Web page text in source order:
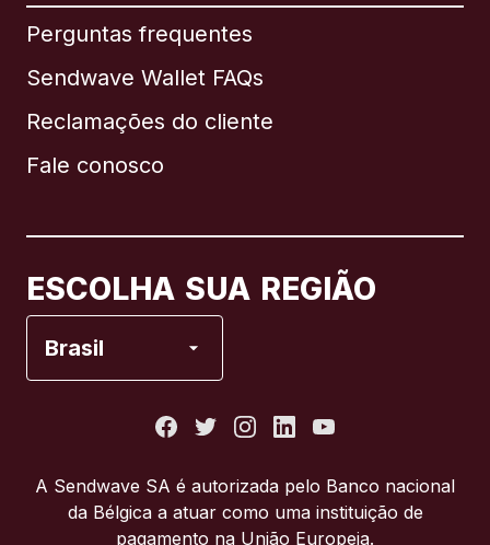
Perguntas frequentes
Sendwave Wallet FAQs
Reclamações do cliente
Fale conosco
ESCOLHA SUA REGIÃO
Brasil
Brasil
Itália
A Sendwave SA é autorizada pelo Banco nacional
da Bélgica a atuar como uma instituição de
pagamento na União Europeia.